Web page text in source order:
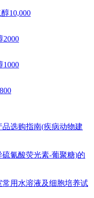
10,000
2000
1000
选购指南(疾病动物建
硫氰酸荧光素-葡聚糖)的
常用水溶液及细胞培养试